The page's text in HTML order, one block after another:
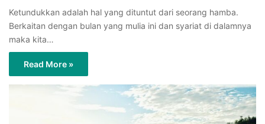
Ketundukkan adalah hal yang dituntut dari seorang hamba.
Berkaitan dengan bulan yang mulia ini dan syariat di dalamnya
maka kita…
Read More »